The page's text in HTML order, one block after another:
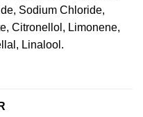
Sodium Chloride,
Citronellol, Limonene,
Linalool.